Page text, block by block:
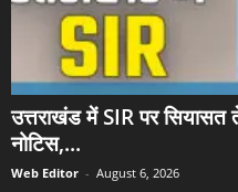
उत्तराखंड में SIR पर
नोटिस,...
Web Editor - August 6, 2026